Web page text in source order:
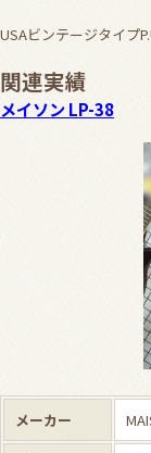
USAビンテージタイプ
関連実績
メイソン LP-38
メーカー